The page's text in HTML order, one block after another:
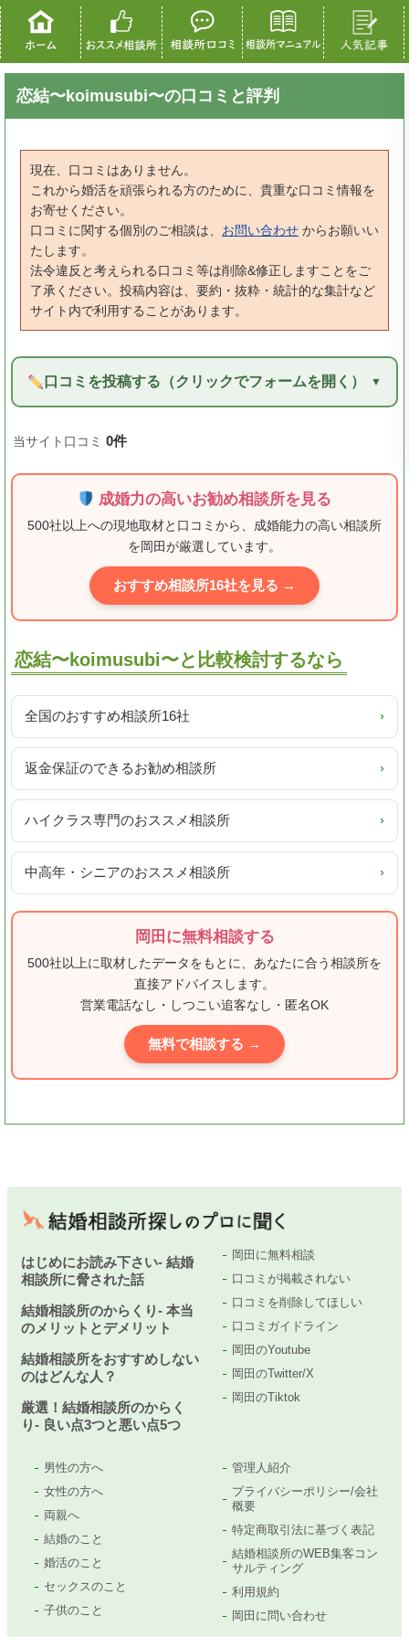
恋結〜koimusubi〜の口コミと評判
現在、口コミはありません。
これから婚活を頑張られる方のために、貴重な口コミ情報を
お寄せください。
口コミに関する個別のご相談は、 お問い合わせ からお願いい
たします。
法令違反と考えられる口コミ等は削除&修正しますことをご
了承ください。投稿内容は、要約・抜粋・統計的な集計など
サイト内で利用することがあります。
口コミを投稿する（クリックでフォームを開く）
当サイト口コミ 0件
成婚力の高いお勧め相談所を見る
500社以上への現地取材と口コミから、成婚能力の高い相談所
を岡田が厳選しています。
おすすめ相談所16社を見る →
恋結〜koimusubi〜と比較検討するなら
全国のおすすめ相談所16社 ›
返金保証のできるお勧め相談所 ›
ハイクラス専門のおススメ相談所 ›
中高年・シニアのおススメ相談所 ›
岡田に無料相談する
500社以上に取材したデータをもとに、あなたに合う相談所を
直接アドバイスします。
営業電話なし・しつこい追客なし・匿名OK
無料で相談する →
はじめにお読み下さい- 結婚
相談所に脅された話
結婚相談所のからくり- 本当
のメリットとデメリット
結婚相談所をおすすめしない
のはどんな人？
厳選！結婚相談所のからく
り- 良い点3つと悪い点5つ
岡田に無料相談
口コミが掲載されない
口コミを削除してほしい
口コミガイドライン
岡田のYoutube
岡田のTwitter/X
岡田のTiktok
男性の方へ
女性の方へ
両親へ
結婚のこと
婚活のこと
セックスのこと
子供のこと
管理人紹介
プライバシーポリシー/会社
概要
特定商取引法に基づく表記
結婚相談所のWEB集客コン
サルティング
利用規約
岡田に問い合わせ